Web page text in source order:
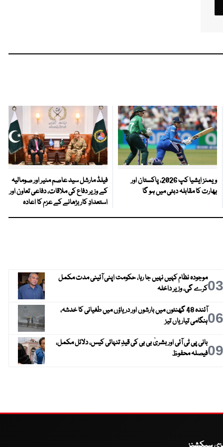
ویمنز ایشیا کپ 2026، پاکستان اور
بھارت کا مقابلہ دبئی میں ہو گا
فیلڈ مارشل سید عاصم منیر اور صومالیہ
کے وزیر دفاع کی ملاقات، دفاعی تعاون اور
استعدادِ کار بڑھانے کے عزم کا اعادہ
03موجودہ نظام کہیں نہیں جا رہا، حکومت اپنی آئینی مدت مکمل
کرے گی، وزیر داخلہ
06
آئندہ 48 گھنٹوں میں بارشوں اور دریاؤں میں طغیانی کا خدشہ،
ہنگامی تیاریاں تیز
09بانی پی ٹی آئی اور بشریٰ بی بی کی قیدِ تنہائی کیس، دلائل مکمل،
فیصلہ محفوظ